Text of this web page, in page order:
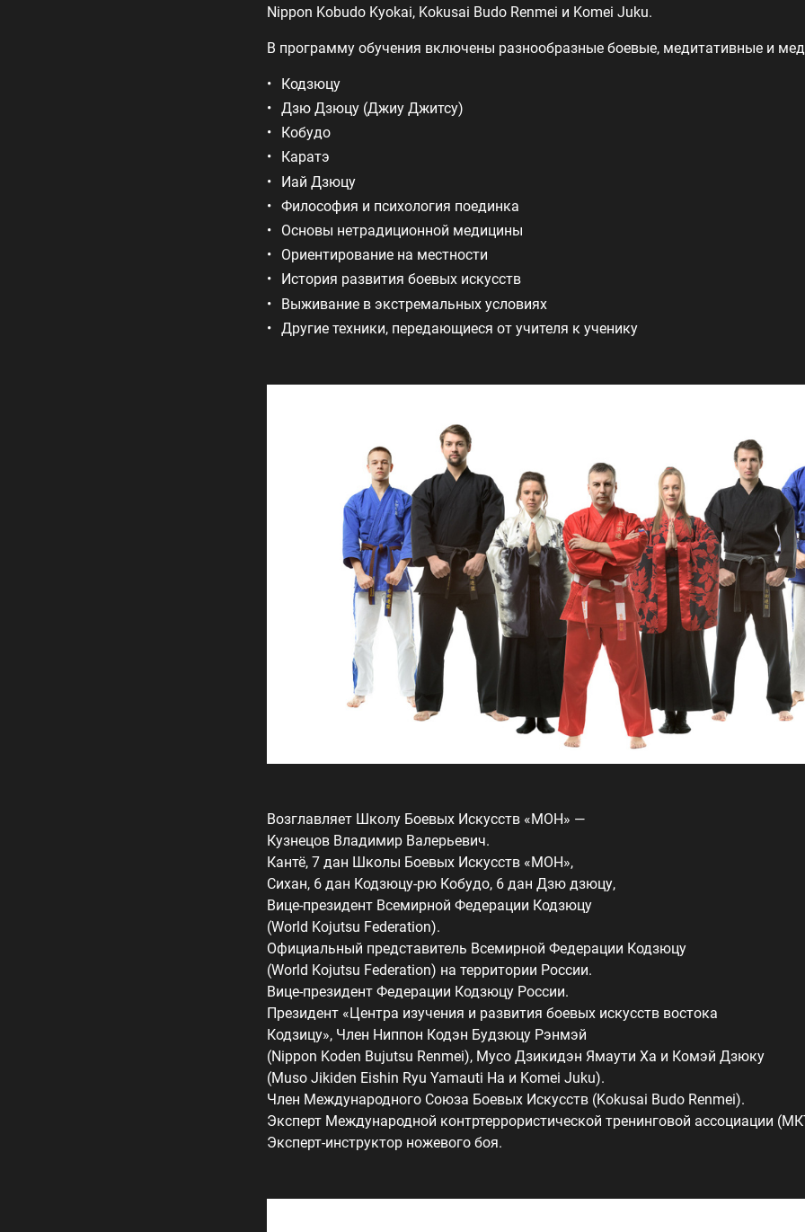
Nippon Kobudo Kyokai, Kokusai Budo Renmei и Komei Juku.
В программу обучения включены разнообразные боевые, медитативные и
Кодзюцу
Дзю Дзюцу (Джиу Джитсу)
Кобудо
Каратэ
Иай Дзюцу
Философия и психология поединка
Основы нетрадиционной медицины
Ориентирование на местности
История развития боевых искусств
Выживание в экстремальных условиях
Другие техники, передающиеся от учителя к ученику
Возглавляет Школу Боевых Искусств «МОН» —
Кузнецов Владимир Валерьевич.
Кантё, 7 дан Школы Боевых Искусств «МОН»,
Сихан, 6 дан Кодзюцу-рю Кобудо, 6 дан Дзю дзюцу,
Вице-президент Всемирной Федерации Кодзюцу
(World Kojutsu Federation).
Официальный представитель Всемирной Федерации Кодзюцу
(World Kojutsu Federation) на территории России.
Вице-президент Федерации Кодзюцу России.
Президент «Центра изучения и развития боевых искусств востока
Кодзицу», Член Ниппон Кодэн Будзюцу Рэнмэй
(Nippon Koden Bujutsu Renmei), Мусо Дзикидэн Ямаути Ха и Комэй Дзюку
(Muso Jikiden Eishin Ryu Yamauti Ha и Komei Juku).
Член Международного Союза Боевых Искусств (Kokusai Budo Renmei).
Эксперт Международной контртеррористической тренинговой ассоциации
Эксперт-инструктор ножевого боя.